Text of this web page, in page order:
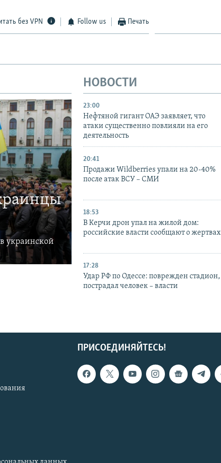
без VPN Follow us Печать
украинской
НОВОСТИ
23:00
Нефтяной гигант ОАЭ заявляет, что
атаки существенно повлияли на его
деятельность
20:41
Продажи Wildberries упали на 20-40%
после атак ВСУ – СМИ
18:53
В Керчи дрон упал на жилой дом:
российские власти сообщают о жертвах
17:28
Удар РФ по Одессе: поврежден стадион,
пострадал человек – власти
ПРИСОЕДИНЯЙТЕСЬ!